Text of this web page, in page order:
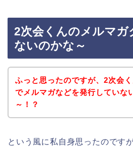
2次会くんのメルマガ
ないのかな～
ふっと思ったのですが、2次会
でメルマガなどを発行していな
～！？
という風に私自身思ったのです